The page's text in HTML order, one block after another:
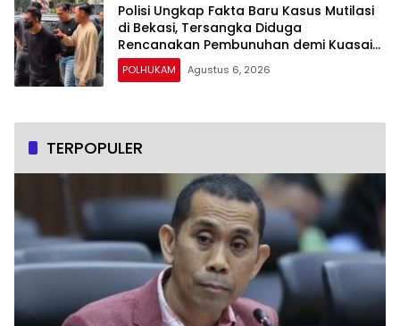
Polisi Ungkap Fakta Baru Kasus Mutilasi
di Bekasi, Tersangka Diduga
Rencanakan Pembunuhan demi Kuasai
Harta Korban
POLHUKAM Agustus 6, 2026
TERPOPULER